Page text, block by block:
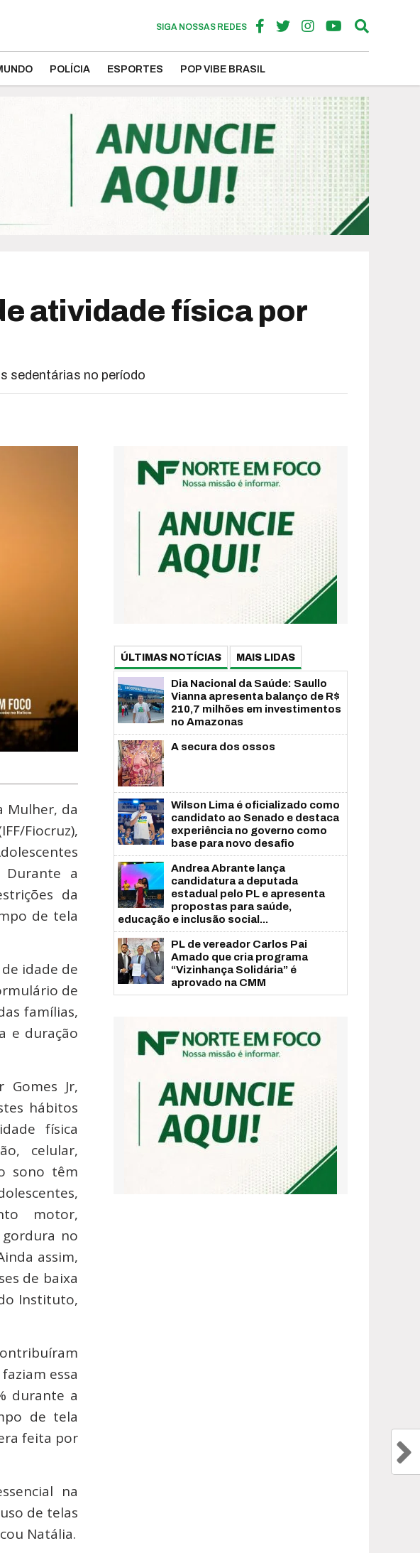
SIGA NOSSAS REDES
POLÍCIA ESPORTES POP VIBE BRASIL
atividade física por
sedentárias no período
Mulher, da
Fiocruz),
Durante a
da
de tela
idade de
de
famílias,
e duração
Gomes Jr,
hábitos
física
celular,
sono têm
motor,
no
assim,
de baixa
Instituto,
essa
durante a
de tela
feita por
na
de telas
Natália.
ÚLTIMAS NOTÍCIAS MAIS LIDAS
Dia Nacional da Saúde: Saullo
Vianna apresenta balanço de R$
210,7 milhões em investimentos
no Amazonas
A secura dos ossos
Wilson Lima é oficializado como
candidato ao Senado e destaca
experiência no governo como
base para novo desafio
Andrea Abrante lança
candidatura a deputada
estadual pelo PL e apresenta
propostas para saúde,
educação e inclusão social...
PL de vereador Carlos Pai
Amado que cria programa
“Vizinhança Solidária” é
aprovado na CMM